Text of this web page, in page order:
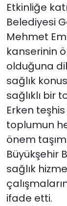
Etkinliğe
Belediyesi
Mehmet
kanserinin
olduğuna
sağlık
sağlıklı bir
Erken
toplumun
önem
Büyükşehir
sağlık
ifade etti.